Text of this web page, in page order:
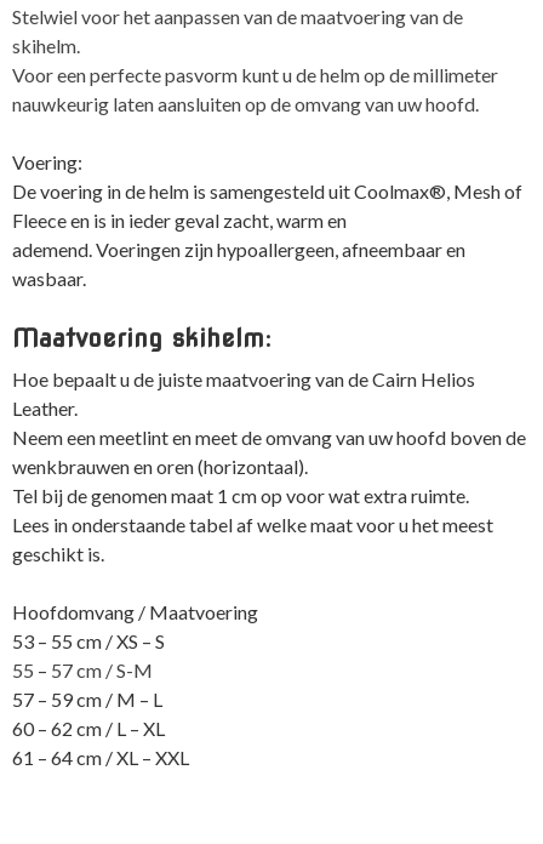
Stelwiel voor het aanpassen van de maatvoering van de
skihelm.
Voor een perfecte pasvorm kunt u de helm op de millimeter
nauwkeurig laten aansluiten op de omvang van uw hoofd.
Voering:
De voering in de helm is samengesteld ​​uit Coolmax®, Mesh of
Fleece en is in ieder geval zacht, warm en
ademend. Voeringen zijn hypoallergeen, afneembaar en
wasbaar.
Maatvoering skihelm:
Hoe bepaalt u de juiste maatvoering van de Cairn Helios
Leather.
Neem een meetlint en meet de omvang van uw hoofd boven de
wenkbrauwen en oren (horizontaal).
Tel bij de genomen maat 1 cm op voor wat extra ruimte.
Lees in onderstaande tabel af welke maat voor u het meest
geschikt is.
Hoofdomvang / Maatvoering
53 – 55 cm / XS – S
55 – 57 cm / S-M
57 – 59 cm / M – L
60 – 62 cm / L – XL
61 – 64 cm / XL – XXL